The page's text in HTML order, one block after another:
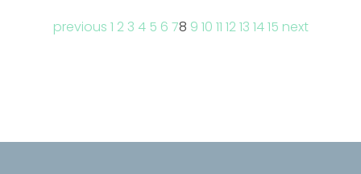
previous 1 2 3 4 5 6 78 9 10 11 1213 1415 next